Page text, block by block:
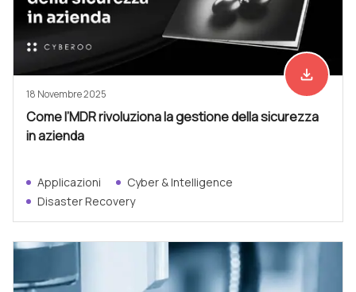
Scarica
file_download
18 Novembre 2025
Come l’MDR rivoluziona la gestione della sicurezza
in azienda
Applicazioni
Cyber & Intelligence
Disaster Recovery